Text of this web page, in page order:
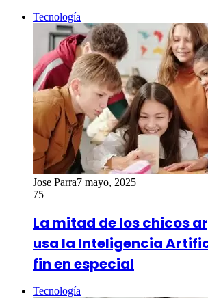
Tecnología
Jose Parra7 mayo, 2025
75
La mitad de los chicos
usa la Inteligencia
fin en especial
Tecnología